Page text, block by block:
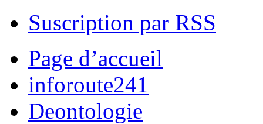
Suscription par RSS
Page d’accueil
inforoute241
Deontologie